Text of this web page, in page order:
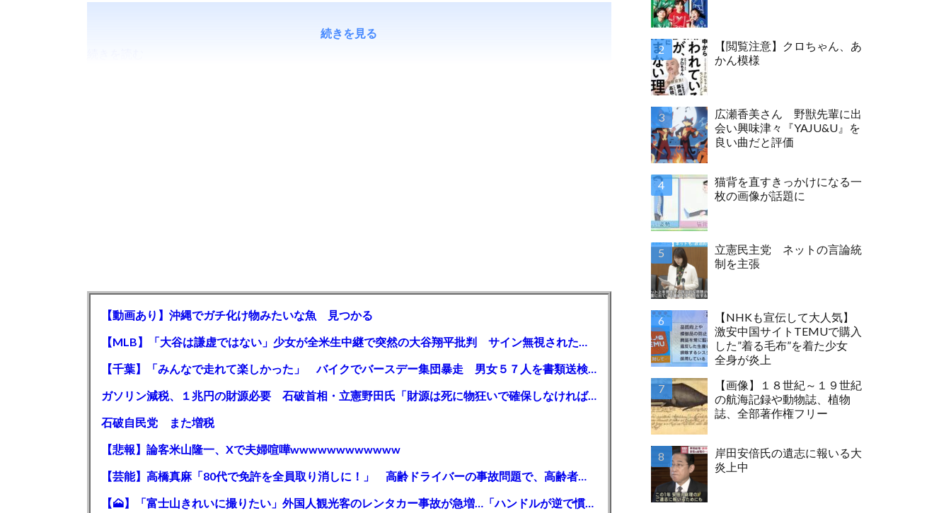
続きを見る
【動画あり】沖縄でガチ化け物みたいな魚 見つかる
【MLB】「大谷は謙虚ではない」少女が全米生中継で突然の大谷翔平批判 サイン無視された過去明かす
【千葉】「みんなで走れて楽しかった」 バイクでバースデー集団暴走 男女５７人を書類送検 SNSで参加者募る
ガソリン減税、１兆円の財源必要 石破首相・立憲野田氏「財源は死に物狂いで確保しなければならない」「本当に死に物狂いで」
石破自民党 また増税
【悲報】論客米山隆一、Xで夫婦喧嘩wwwwwwwwwwww
【芸能】高橋真麻「80代で免許を全員取り消しに！」 高齢ドライバーの事故問題で、高齢者の運転免許取り消し法を提案
【🗻】「富士山きれいに撮りたい」外国人観光客のレンタカー事故が急増…「ハンドルが逆で慣れず」、道の狭さも
【閲覧注意】クロちゃん、あ
かん模様
広瀬香美さん 野獣先輩に出
会い興味津々『YAJU&U』を
良い曲だと評価
猫背を直すきっかけになる一
枚の画像が話題に
立憲民主党 ネットの言論統
制を主張
【NHKも宣伝して大人気】
激安中国サイトTEMUで購入
した”着る毛布”を着た少女
全身が炎上
【画像】１８世紀～１９世紀
の航海記録や動物誌、植物
誌、全部著作権フリー
岸田安倍氏の遺志に報いる大
炎上中